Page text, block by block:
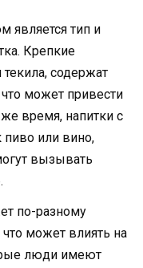
является тип и
Крепкие
текила, содержат
может привести
время, напитки с
пиво или вино,
вызывать
по-разному
может влиять на
люди имеют